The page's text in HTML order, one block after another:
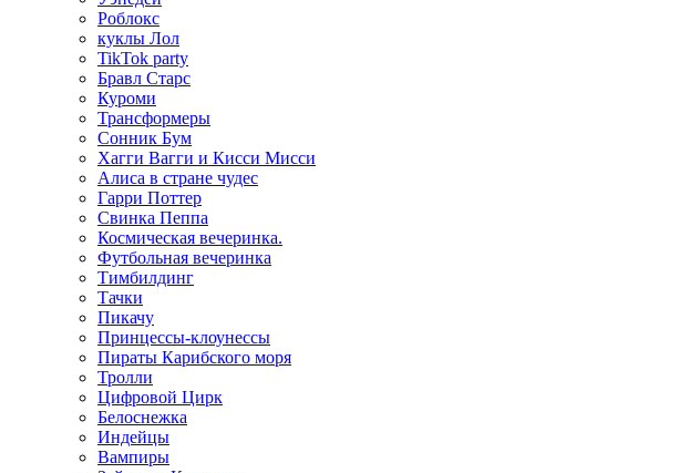
Роблокс
куклы Лол
TikTok party
Бравл Старс
Куроми
Трансформеры
Сонник Бум
Хагги Вагги и Кисси Мисси
Алиса в стране чудес
Гарри Поттер
Свинка Пеппа
Космическая вечеринка.
Футбольная вечеринка
Тимбилдинг
Тачки
Пикачу
Принцессы-клоунессы
Пираты Карибского моря
Тролли
Цифровой Цирк
Белоснежка
Индейцы
Вампиры